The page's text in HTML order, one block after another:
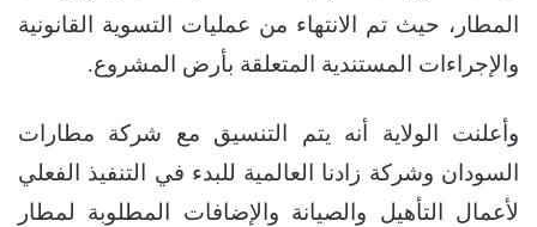
المطار، حيث تم الانتهاء من عمليات التسوية القانونية
والإجراءات المستندية المتعلقة بأرض المشروع.
وأعلنت الولاية أنه يتم التنسيق مع شركة مطارات
السودان وشركة زادنا العالمية للبدء في التنفيذ الفعلي
لأعمال التأهيل والصيانة والإضافات المطلوبة لمطار